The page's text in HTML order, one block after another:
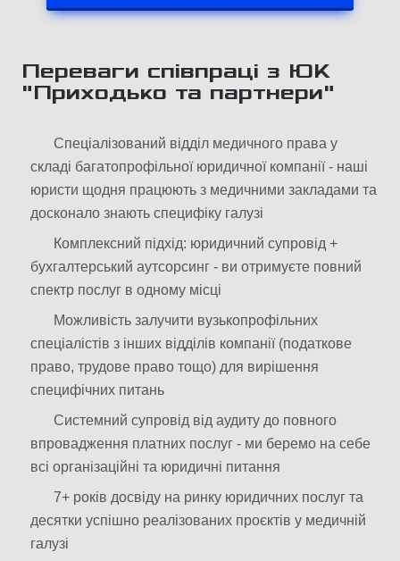
Переваги співпраці з ЮК
"Приходько та партнери"
Спеціалізований відділ медичного права у
складі багатопрофільної юридичної компанії - наші
юристи щодня працюють з медичними закладами та
досконало знають специфіку галузі
Комплексний підхід: юридичний супровід +
бухгалтерський аутсорсинг - ви отримуєте повний
спектр послуг в одному місці
Можливість залучити вузькопрофільних
спеціалістів з інших відділів компанії (податкове
право, трудове право тощо) для вирішення
специфічних питань
Системний супровід від аудиту до повного
впровадження платних послуг - ми беремо на себе
всі організаційні та юридичні питання
7+ років досвіду на ринку юридичних послуг та
десятки успішно реалізованих проєктів у медичній
галузі